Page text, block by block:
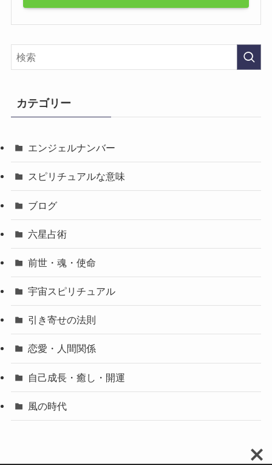
カテゴリー
エンジェルナンバー
スピリチュアルな意味
ブログ
六星占術
前世・魂・使命
宇宙スピリチュアル
引き寄せの法則
恋愛・人間関係
自己成長・癒し・開運
風の時代